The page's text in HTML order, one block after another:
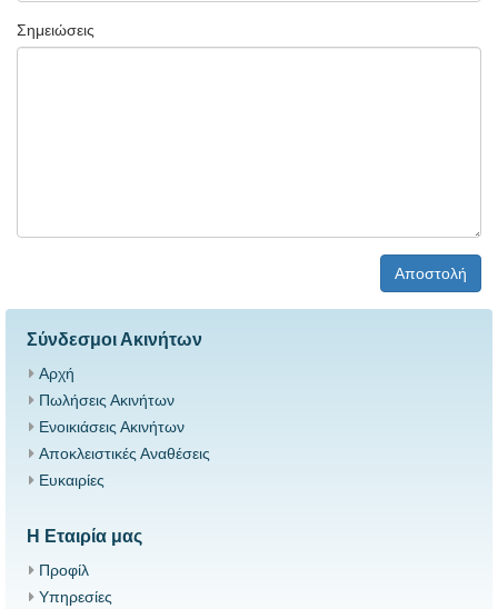
Σημειώσεις
Αποστολή
Σύνδεσμοι Ακινήτων
Αρχή
Πωλήσεις Ακινήτων
Ενοικιάσεις Ακινήτων
Αποκλειστικές Αναθέσεις
Ευκαιρίες
Η Εταιρία μας
Προφίλ
Υπηρεσίες